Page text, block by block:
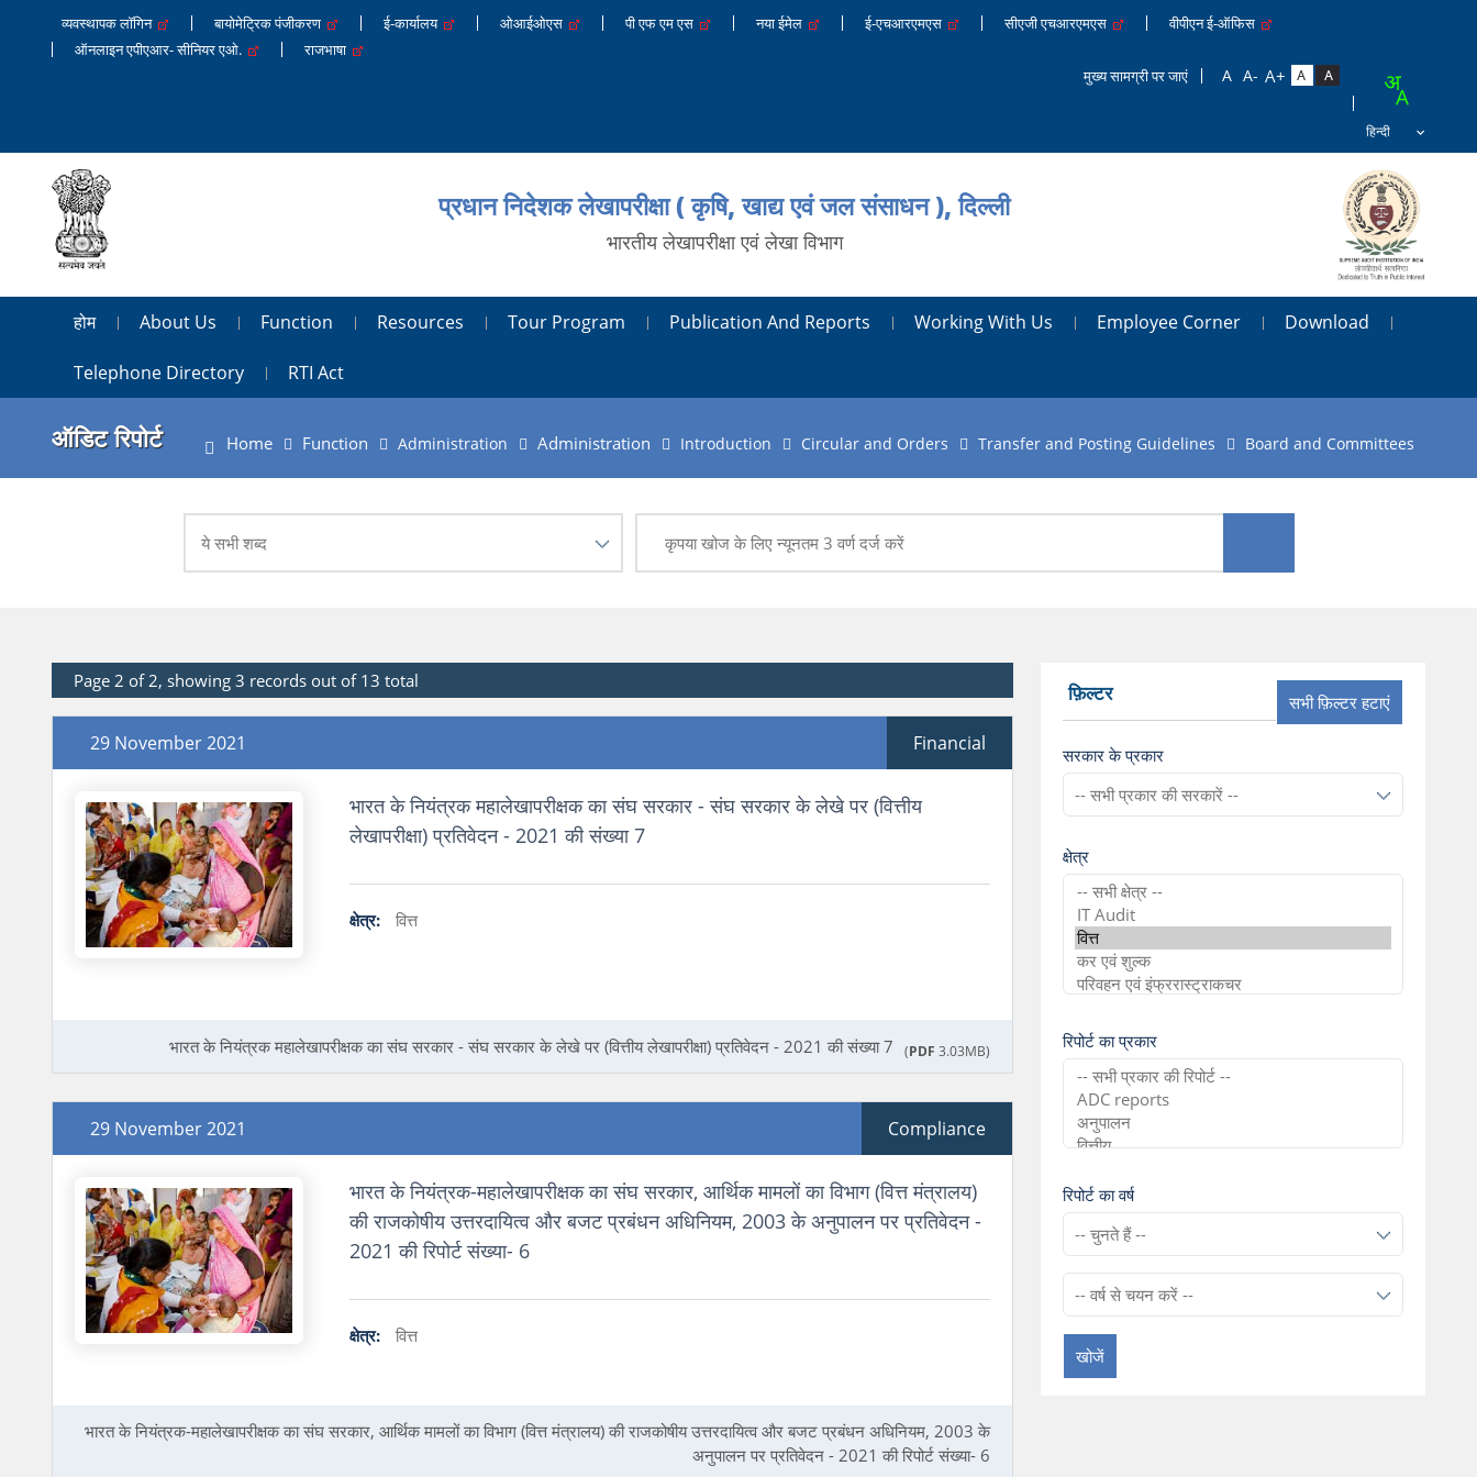
व्यवस्थापक लॉगिन बायोमेट्रिक पंजीकरण ई-कार्यालय ओआईओएस पी एफ एम एस नया ईमेल ई-एचआरएमएस सीएजी एचआरएमएस
वीपीएन ई-ऑफिस
ऑनलाइन एपीएआर- सीनियर एओ.
राजभाषा
मुख्य सामग्री पर जाएं
प्रधान निदेशक लेखापरीक्षा ( कृषि, खाद्य एवं जल संसाधन ), दिल्ली
भारतीय लेखापरीक्षा एवं लेखा विभाग
होम About Us Function Resources Tour Program Publication And Reports Working With Us Employee Corner Download
Telephone Directory RTI Act
ऑडिट रिपोर्ट Home Function Administration Administration Introduction Circular and Orders Transfer and Posting Guidelines Board and Committees
फ़िल्टर सभी फ़िल्टर हटाएं
सरकार के प्रकार
क्षेत्र
रिपोर्ट का प्रकार
रिपोर्ट का वर्ष
खोजें
Page 2 of 2, showing 3 records out of 13 total
29 November 2021 Financial
भारत के नियंत्रक महालेखापरीक्षक का संघ सरकार - संघ सरकार के लेखे पर (वित्तीय
लेखापरीक्षा) प्रतिवेदन - 2021 की संख्या 7
क्षेत्र: वित्त
भारत के नियंत्रक महालेखापरीक्षक का संघ सरकार - संघ सरकार के लेखे पर (वित्तीय लेखापरीक्षा) प्रतिवेदन - 2021 की संख्या 7 (PDF 3.03MB)
29 November 2021 Compliance
भारत के नियंत्रक-महालेखापरीक्षक का संघ सरकार, आर्थिक मामलों का विभाग (वित्त मंत्रालय)
की राजकोषीय उत्तरदायित्व और बजट प्रबंधन अधिनियम, 2003 के अनुपालन पर प्रतिवेदन -
2021 की रिपोर्ट संख्या- 6
क्षेत्र: वित्त
भारत के नियंत्रक-महालेखापरीक्षक का संघ सरकार, आर्थिक मामलों का विभाग (वित्त मंत्रालय) की राजकोषीय उत्तरदायित्व और बजट प्रबंधन अधिनियम, 2003 के
अनुपालन पर प्रतिवेदन - 2021 की रिपोर्ट संख्या- 6